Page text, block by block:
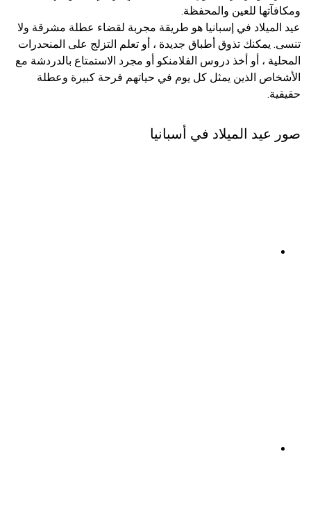
ومكافآتها للعين والمحفظة.
عيد الميلاد في إسبانيا هو طريقة مجربة لقضاء عطلة مشرقة ولا
تنسى. يمكنك تذوق أطباق جديدة ، أو تعلم التزلج على المنحدرات
المحلية ، أو أخذ دروس الفلامنكو أو مجرد الاستمتاع بالدردشة مع
الأشخاص الذين يمثل كل يوم في حياتهم فرحة كبيرة وعطلة
حقيقية.
صور عيد الميلاد في أسبانيا